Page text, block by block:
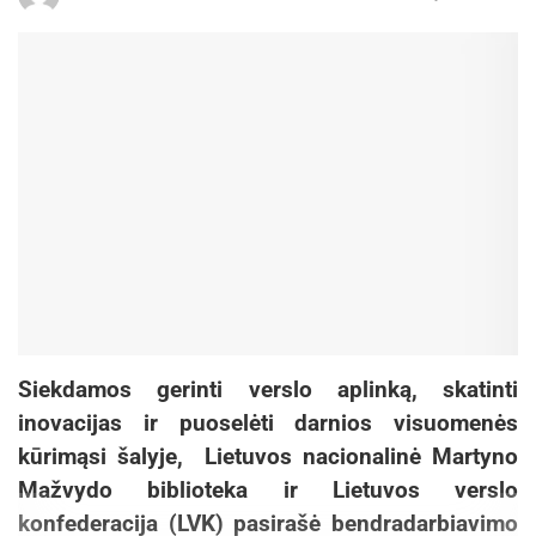
Siekdamos gerinti verslo aplinką, skatinti
inovacijas ir puoselėti darnios visuomenės
kūrimąsi šalyje, Lietuvos nacionalinė Martyno
Mažvydo biblioteka ir Lietuvos verslo
konfederacija (LVK) pasirašė bendradarbiavimo